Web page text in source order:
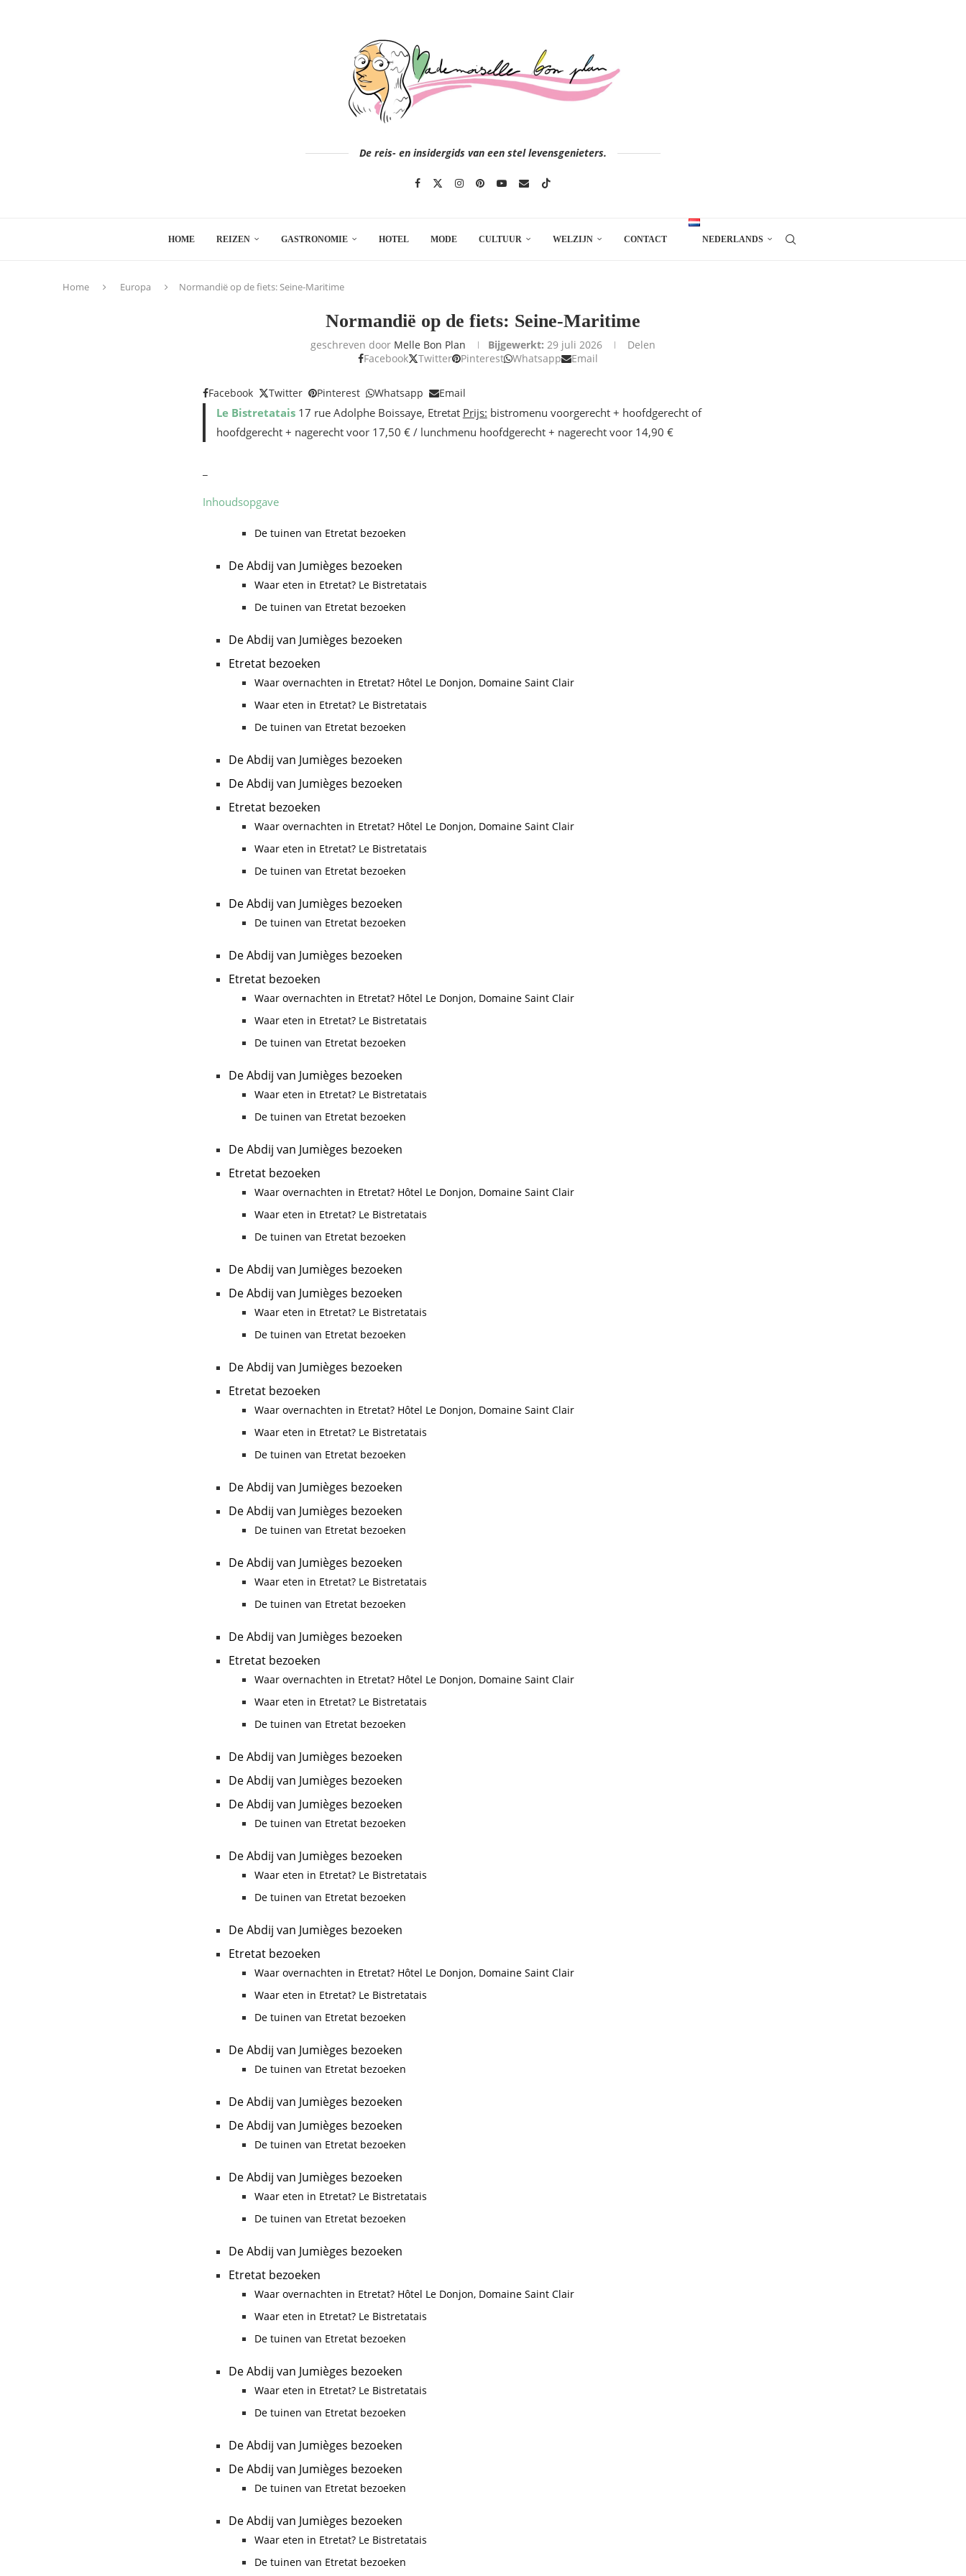
De reis- en insidergids van een stel levensgenieters.
HOME REIZEN GASTRONOMIE HOTEL MODE CULTUUR WELZIJN CONTACT NEDERLANDS
Home Europa Normandië op de fiets: Seine-Maritime
Normandië op de fiets: Seine-Maritime
geschreven door Melle Bon Plan Bijgewerkt: 29 juli 2026
Delen
Facebook
Twitter Pinterest Whatsapp Email
Facebook Twitter Pinterest Whatsapp Email
Le Bistretatais17 rue Adolphe Boissaye, Etretat Prijs: bistromenu voorgerecht + hoofdgerecht of
hoofdgerecht + nagerecht voor 17,50 € / lunchmenu hoofdgerecht + nagerecht voor 14,90 €
Inhoudsopgave
De tuinen van Etretat bezoeken
De Abdij van Jumièges bezoeken
Waar eten in Etretat? Le Bistretatais
De tuinen van Etretat bezoeken
De Abdij van Jumièges bezoeken
Etretat bezoeken
Waar overnachten in Etretat? Hôtel Le Donjon, Domaine Saint Clair
Waar eten in Etretat? Le Bistretatais
De tuinen van Etretat bezoeken
De Abdij van Jumièges bezoeken
De Abdij van Jumièges bezoeken
Etretat bezoeken
Waar overnachten in Etretat? Hôtel Le Donjon, Domaine Saint Clair
Waar eten in Etretat? Le Bistretatais
De tuinen van Etretat bezoeken
De Abdij van Jumièges bezoeken
De tuinen van Etretat bezoeken
De Abdij van Jumièges bezoeken
Etretat bezoeken
Waar overnachten in Etretat? Hôtel Le Donjon, Domaine Saint Clair
Waar eten in Etretat? Le Bistretatais
De tuinen van Etretat bezoeken
De Abdij van Jumièges bezoeken
Waar eten in Etretat? Le Bistretatais
De tuinen van Etretat bezoeken
De Abdij van Jumièges bezoeken
Etretat bezoeken
Waar overnachten in Etretat? Hôtel Le Donjon, Domaine Saint Clair
Waar eten in Etretat? Le Bistretatais
De tuinen van Etretat bezoeken
De Abdij van Jumièges bezoeken
De Abdij van Jumièges bezoeken
Waar eten in Etretat? Le Bistretatais
De tuinen van Etretat bezoeken
De Abdij van Jumièges bezoeken
Etretat bezoeken
Waar overnachten in Etretat? Hôtel Le Donjon, Domaine Saint Clair
Waar eten in Etretat? Le Bistretatais
De tuinen van Etretat bezoeken
De Abdij van Jumièges bezoeken
De Abdij van Jumièges bezoeken
De tuinen van Etretat bezoeken
De Abdij van Jumièges bezoeken
Waar eten in Etretat? Le Bistretatais
De tuinen van Etretat bezoeken
De Abdij van Jumièges bezoeken
Etretat bezoeken
Waar overnachten in Etretat? Hôtel Le Donjon, Domaine Saint Clair
Waar eten in Etretat? Le Bistretatais
De tuinen van Etretat bezoeken
De Abdij van Jumièges bezoeken
De Abdij van Jumièges bezoeken
De Abdij van Jumièges bezoeken
De tuinen van Etretat bezoeken
De Abdij van Jumièges bezoeken
Waar eten in Etretat? Le Bistretatais
De tuinen van Etretat bezoeken
De Abdij van Jumièges bezoeken
Etretat bezoeken
Waar overnachten in Etretat? Hôtel Le Donjon, Domaine Saint Clair
Waar eten in Etretat? Le Bistretatais
De tuinen van Etretat bezoeken
De Abdij van Jumièges bezoeken
De tuinen van Etretat bezoeken
De Abdij van Jumièges bezoeken
De Abdij van Jumièges bezoeken
De tuinen van Etretat bezoeken
De Abdij van Jumièges bezoeken
Waar eten in Etretat? Le Bistretatais
De tuinen van Etretat bezoeken
De Abdij van Jumièges bezoeken
Etretat bezoeken
Waar overnachten in Etretat? Hôtel Le Donjon, Domaine Saint Clair
Waar eten in Etretat? Le Bistretatais
De tuinen van Etretat bezoeken
De Abdij van Jumièges bezoeken
Waar eten in Etretat? Le Bistretatais
De tuinen van Etretat bezoeken
De Abdij van Jumièges bezoeken
De Abdij van Jumièges bezoeken
De tuinen van Etretat bezoeken
De Abdij van Jumièges bezoeken
Waar eten in Etretat? Le Bistretatais
De tuinen van Etretat bezoeken